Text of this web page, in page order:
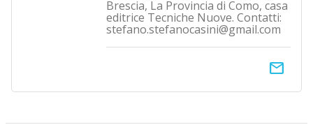
Brescia, La Provincia di Como, casa
editrice Tecniche Nuove. Contatti:
stefano.stefanocasini@gmail.com
email